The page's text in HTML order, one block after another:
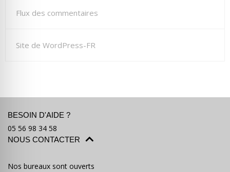
Flux des commentaires
Site de WordPress-FR
BESOIN D'AIDE ?
05 56 98 34 58
NOUS CONTACTER
Nos bureaux sont ouverts